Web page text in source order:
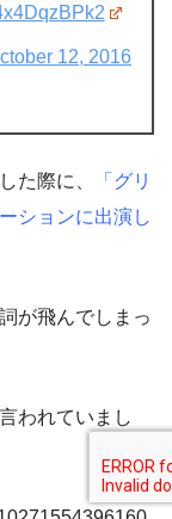
12, 2016
た際に、
「グリ
ションに出演し
が飛んでしまっ
われていまし